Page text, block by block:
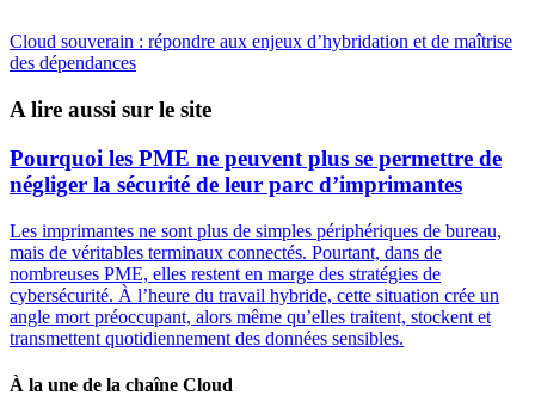
Cloud souverain : répondre aux enjeux d’hybridation et de maîtrise
des dépendances
A lire aussi sur le site
Pourquoi les PME ne peuvent plus se permettre de
négliger la sécurité de leur parc d’imprimantes
Les imprimantes ne sont plus de simples périphériques de bureau,
mais de véritables terminaux connectés. Pourtant, dans de
nombreuses PME, elles restent en marge des stratégies de
cybersécurité. À l’heure du travail hybride, cette situation crée un
angle mort préoccupant, alors même qu’elles traitent, stockent et
transmettent quotidiennement des données sensibles.
À la une de la chaîne Cloud